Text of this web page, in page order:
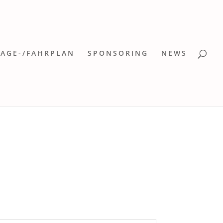
FAHRPLAN SPONSORING NEWS